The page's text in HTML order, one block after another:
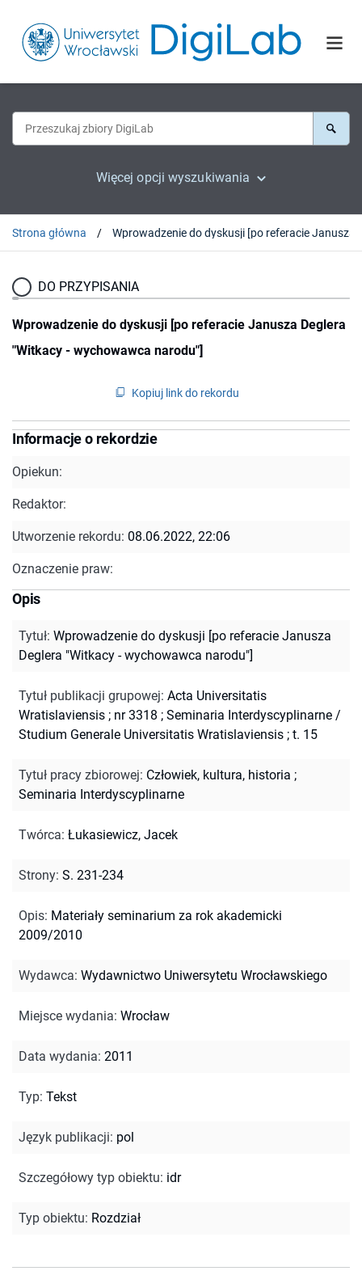
Więcej opcji wyszukiwania
Strona główna
DO PRZYPISANIA
Wprowadzenie do dyskusji [po referacie Janusza Deglera
"Witkacy - wychowawca narodu"]
Kopiuj link do rekordu
Informacje o rekordzie
Opiekun:
Redaktor:
Utworzenie rekordu: 08.06.2022, 22:06
Oznaczenie praw:
Opis
Tytuł: Wprowadzenie do dyskusji [po referacie Janusza
Deglera "Witkacy - wychowawca narodu"]
Tytuł publikacji grupowej: Acta Universitatis
Wratislaviensis ; nr 3318 ; Seminaria Interdyscyplinarne /
Studium Generale Universitatis Wratislaviensis ; t. 15
Tytuł pracy zbiorowej: Człowiek, kultura, historia ;
Seminaria Interdyscyplinarne
Twórca: Łukasiewicz, Jacek
Strony: S. 231-234
Opis: Materiały seminarium za rok akademicki
2009/2010
Wydawca: Wydawnictwo Uniwersytetu Wrocławskiego
Miejsce wydania: Wrocław
Data wydania: 2011
Typ: Tekst
Język publikacji: pol
Szczegółowy typ obiektu: idr
Typ obiektu: Rozdział